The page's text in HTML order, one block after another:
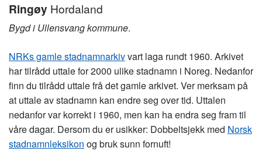
Ringøy Hordaland
Bygd i Ullensvang kommune.
NRKs gamle stadnamnarkivvart laga rundt 1960. Arkivet
har tilrådd uttale for 2000 ulike stadnamn i Noreg. Nedanfor
finn du tilrådd uttale frå det gamle arkivet. Ver merksam på
at uttale av stadnamn kan endre seg over tid. Uttalen
nedanfor var korrekt i 1960, men kan ha endra seg fram til
våre dagar. Dersom du er usikker: Dobbeltsjekk med Norsk
stadnamnleksikon og bruk sunn fornuft!